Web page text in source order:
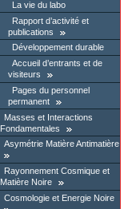
La vie du labo
Rapport d’activité et
publications
Développement durable
Accueil d’entrants et de
visiteurs
Pages du personnel
permanent
Masses et Interactions
Fondamentales
Asymétrie Matière Antimatière
Rayonnement Cosmique et
Matière Noire
Cosmologie et Energie Noire